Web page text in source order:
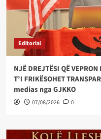
Editorial
NJË DREJTËSI QË
T’I FRIKËSOHET
medias nga GJKKO
07/08/2026 0